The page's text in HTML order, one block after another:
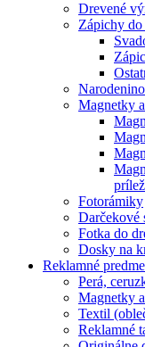
Drevené
Zápichy
Magnetky
Fotorámiky
Darčekové
Fotka do
Dosky na
Reklamné
Perá,
Magnetky
Textil
Reklamné